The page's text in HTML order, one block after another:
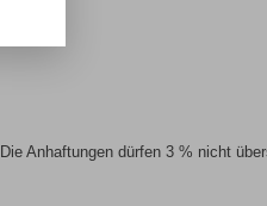
Anhaftungen dürfen 3 % nicht